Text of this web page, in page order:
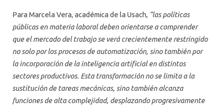
Para Marcela Vera, académica de la Usach, “las políticas
públicas en materia laboral deben orientarse a comprender
que el mercado del trabajo se verá crecientemente restringido
no solo por los procesos de automatización, sino también por
la incorporación de la inteligencia artificial en distintos
sectores productivos. Esta transformación no se limita a la
sustitución de tareas mecánicas, sino también alcanza
funciones de alta complejidad, desplazando progresivamente